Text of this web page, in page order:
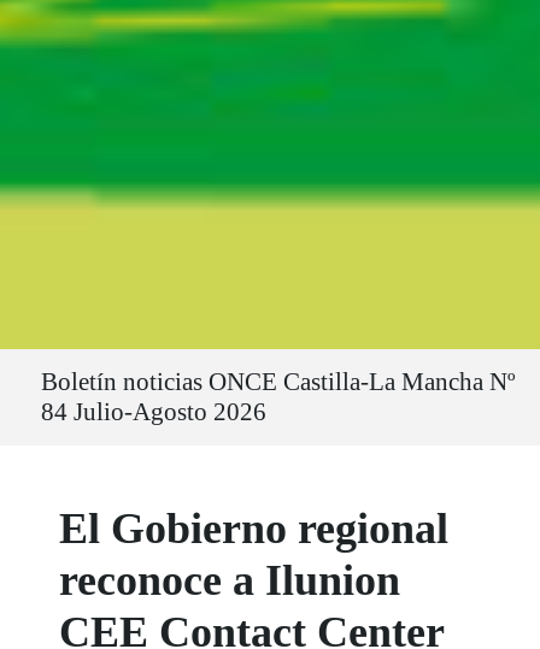
Boletín noticias ONCE Castilla-La Mancha Nº
84 Julio-Agosto 2026
El Gobierno regional
reconoce a Ilunion
CEE Contact Center